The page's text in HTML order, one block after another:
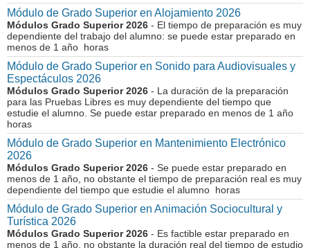
Módulo de Grado Superior en Alojamiento 2026
Módulos Grado Superior 2026 - El tiempo de preparación es muy
dependiente del trabajo del alumno: se puede estar preparado en
menos de 1 año horas
Módulo de Grado Superior en Sonido para Audiovisuales y
Espectáculos 2026
Módulos Grado Superior 2026 - La duración de la preparación
para las Pruebas Libres es muy dependiente del tiempo que
estudie el alumno. Se puede estar preparado en menos de 1 año
horas
Módulo de Grado Superior en Mantenimiento Electrónico
2026
Módulos Grado Superior 2026 - Se puede estar preparado en
menos de 1 año, no obstante el tiempo de preparación real es muy
dependiente del tiempo que estudie el alumno horas
Módulo de Grado Superior en Animación Sociocultural y
Turística 2026
Módulos Grado Superior 2026 - Es factible estar preparado en
menos de 1 año, no obstante la duración real del tiempo de estudio